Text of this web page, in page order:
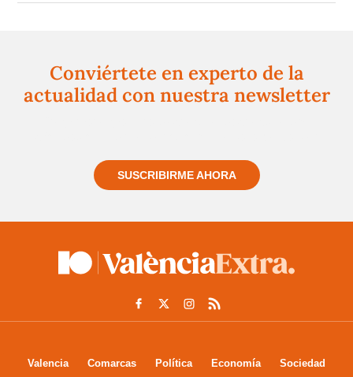
Conviértete en experto de la
actualidad con nuestra newsletter
SUSCRIBIRME AHORA
Valencia Comarcas Política Economía
Sociedad